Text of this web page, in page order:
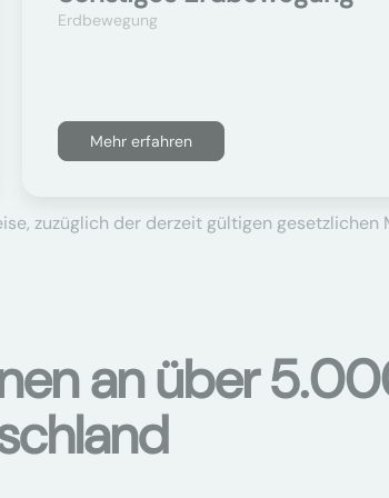
Erdbewegung
Mehr erfahren
zuzüglich der derzeit gültigen gesetzlichen
an über